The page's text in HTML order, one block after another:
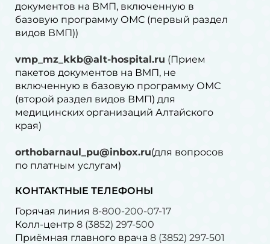
документов на ВМП, включенную в
базовую программу ОМС (первый раздел
видов ВМП))
vmp_mz_kkb@alt-hospital.ru (Прием
пакетов документов на ВМП, не
включенную в базовую программу ОМС
(второй раздел видов ВМП) для
медицинских организаций Алтайского
края)
orthobarnaul_pu@inbox.ru(для вопросов
по платным услугам)⁠
КОНТАКТНЫЕ ТЕЛЕФОНЫ
Горячая линия 8-800-200-07-17
Колл-центр 8 (3852) 297-500
Приёмная главного врача 8 (3852) 297-501